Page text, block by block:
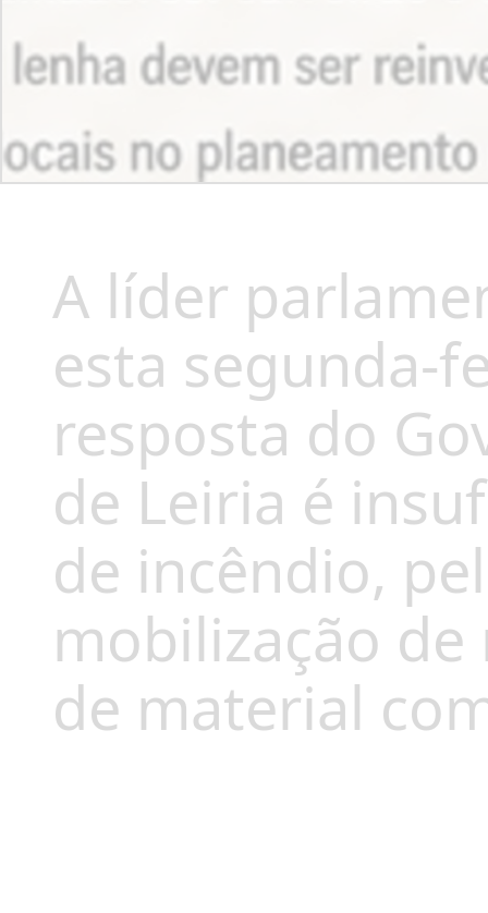
A líder
esta segunda-
resposta do
de Leiria é
de incêndio,
mobilização
de material